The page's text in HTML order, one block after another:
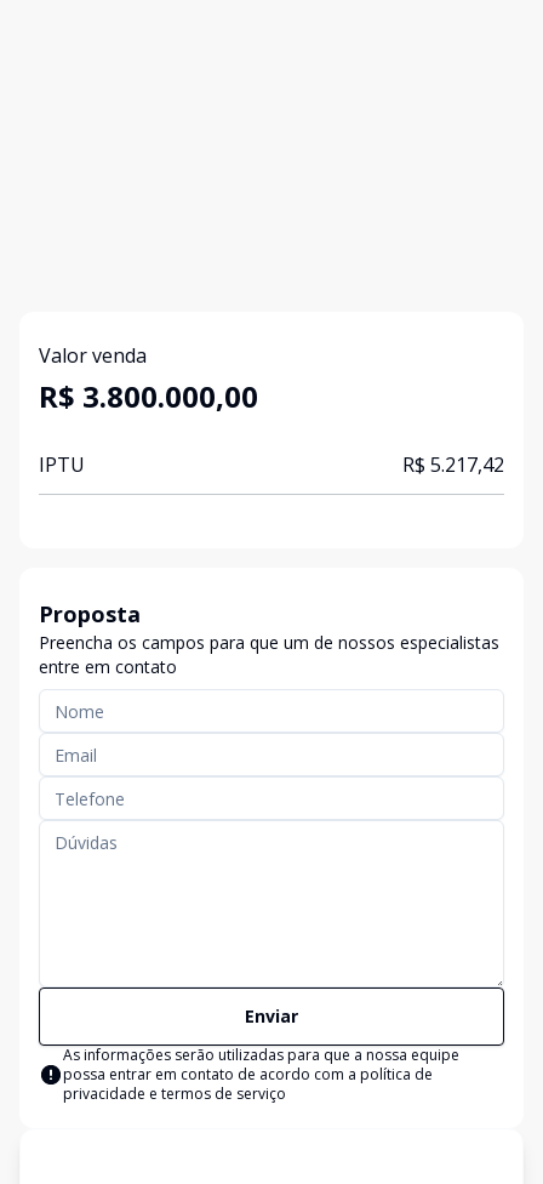
Valor venda
R$ 3.800.000,00
IPTU R$ 5.217,42
Proposta
Preencha os campos para que um de nossos especialistas
entre em contato
Enviar
As informações serão utilizadas para que a nossa equipe
possa entrar em contato de acordo com a política de
privacidade e termos de serviço